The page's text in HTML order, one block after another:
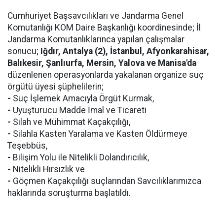
Cumhuriyet Başsavcılıkları ve Jandarma Genel
Komutanlığı KOM Daire Başkanlığı koordinesinde; İl
Jandarma Komutanlıklarınca yapılan çalışmalar
sonucu; Iğdır, Antalya (2), İstanbul, Afyonkarahisar,
Balıkesir, Şanlıurfa, Mersin, Yalova ve Manisa'da
düzenlenen operasyonlarda yakalanan organize suç
örgütü üyesi şüphelilerin;
- Suç İşlemek Amacıyla Örgüt Kurmak,
- Uyuşturucu Madde İmal ve Ticareti
- Silah ve Mühimmat Kaçakçılığı,
- Silahla Kasten Yaralama ve Kasten Öldürmeye
Teşebbüs,
- Bilişim Yolu ile Nitelikli Dolandırıcılık,
- Nitelikli Hırsızlık ve
- Göçmen Kaçakçılığı suçlarından Savcılıklarımızca
haklarında soruşturma başlatıldı.